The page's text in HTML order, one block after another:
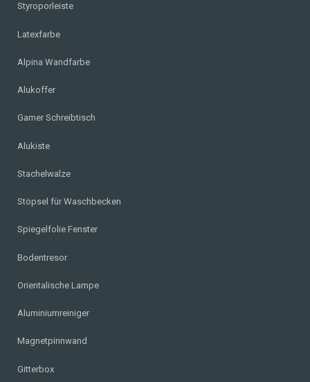
Styroporleiste
Latexfarbe
Alpina Wandfarbe
Alukoffer
Gamer Schreibtisch
Alukiste
Stachelwalze
Stöpsel für Waschbecken
Spiegelfolie Fenster
Bodentresor
Orientalische Lampe
Aluminiumreiniger
Magnetpinnwand
Gitterbox